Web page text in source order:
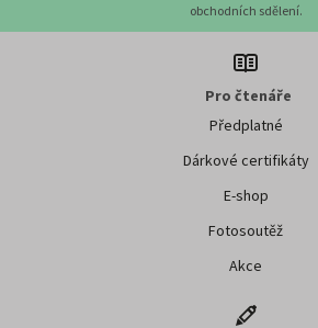
obchodních sdělení.
Pro čtenáře
Předplatné
Dárkové certifikáty
E-shop
Fotosoutěž
Akce